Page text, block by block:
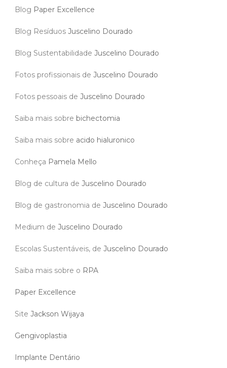
Blog Paper Excellence
Blog Resíduos Juscelino Dourado
Blog Sustentabilidade Juscelino Dourado
Fotos profissionais de Juscelino Dourado
Fotos pessoais de Juscelino Dourado
Saiba mais sobre bichectomia
Saiba mais sobre acido hialuronico
Conheça Pamela Mello
Blog de cultura de Juscelino Dourado
Blog de gastronomia de Juscelino Dourado
Medium de Juscelino Dourado
Escolas Sustentáveis, de Juscelino Dourado
Saiba mais sobre o RPA
Paper Excellence
Site Jackson Wijaya
Gengivoplastia
Implante Dentário